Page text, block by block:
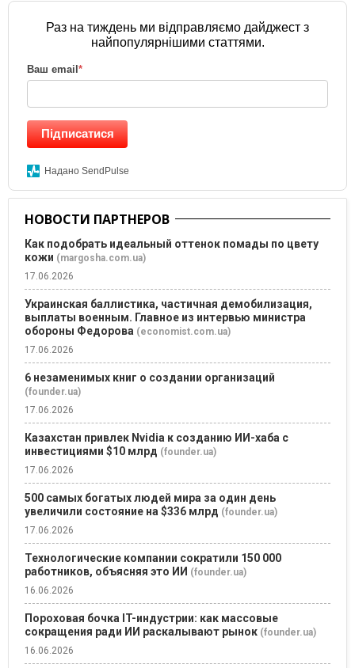
Раз на тиждень ми відправляємо дайджест з
найпопулярнішими статтями.
Ваш email *
Підписатися
Надано SendPulse
НОВОСТИ ПАРТНЕРОВ
Как подобрать идеальный оттенок помады по цвету
кожи (margosha.com.ua)
17.06.2026
Украинская баллистика, частичная демобилизация,
выплаты военным. Главное из интервью министра
обороны Федорова (economist.com.ua)
17.06.2026
6 незаменимых книг о создании организаций
(founder.ua)
17.06.2026
Казахстан привлек Nvidia к созданию ИИ-хаба с
инвестициями $10 млрд (founder.ua)
17.06.2026
500 самых богатых людей мира за один день
увеличили состояние на $336 млрд (founder.ua)
17.06.2026
Технологические компании сократили 150 000
работников, объясняя это ИИ (founder.ua)
16.06.2026
Пороховая бочка IT-индустрии: как массовые
сокращения ради ИИ раскалывают рынок (founder.ua)
16.06.2026